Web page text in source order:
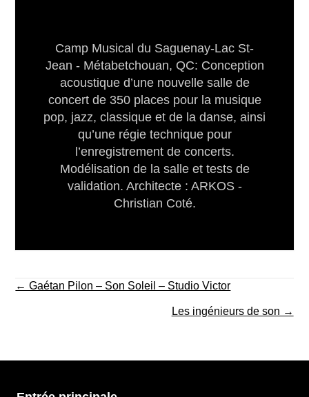
Camp Musical du Saguenay-Lac St-
Jean - Métabetchouan, QC: Conception
acoustique d’une nouvelle salle de
concert de 350 places pour la musique
pop, jazz, classique et de la danse, ainsi
qu’une régie technique pour
l’enregistrement de concerts.
Modélisation de la salle et tests de
validation. Architecte : ARKOS -
Christian Coté.
Posts
← Gaétan Pilon – Son Soleil – Studio Victor
Les ingénieurs de son →